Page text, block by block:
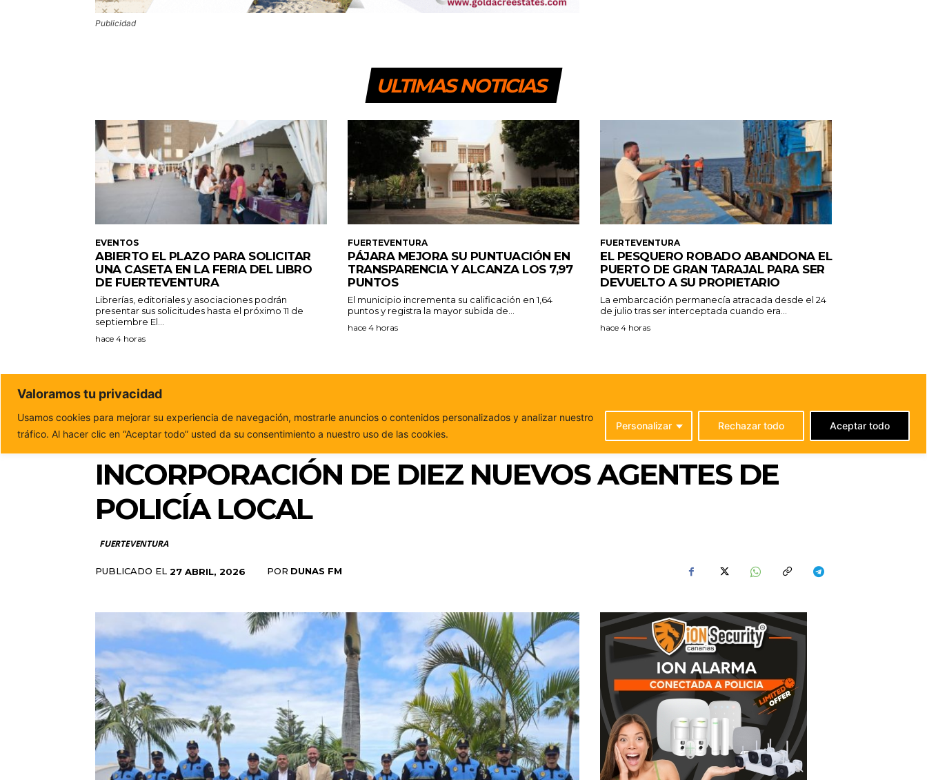
Publicidad
ULTIMAS NOTICIAS
EVENTOS
ABIERTO EL PLAZO PARA SOLICITAR
UNA CASETA EN LA FERIA DEL LIBRO
DE FUERTEVENTURA
Librerías, editoriales y asociaciones podrán
presentar sus solicitudes hasta el próximo 11 de
septiembre El...
hace 4 horas
FUERTEVENTURA
PÁJARA MEJORA SU PUNTUACIÓN EN
TRANSPARENCIA Y ALCANZA LOS 7,97
PUNTOS
El municipio incrementa su calificación en 1,64
puntos y registra la mayor subida de...
hace 4 horas
FUERTEVENTURA
EL PESQUERO ROBADO ABANDONA EL
PUERTO DE GRAN TARAJAL PARA SER
DEVUELTO A SU PROPIETARIO
La embarcación permanecía atracada desde el 24
de julio tras ser interceptada cuando era...
hace 4 horas